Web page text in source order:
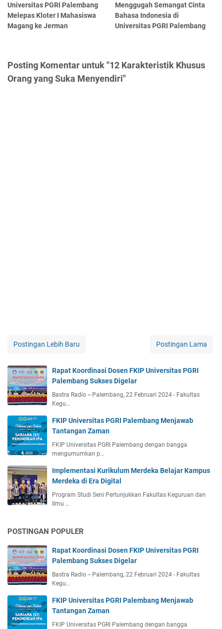
Universitas PGRI Palembang
Melepas Kloter I Mahasiswa
Magang ke Jerman
Menggugah Semangat Cinta
Bahasa Indonesia di
Universitas PGRI Palembang
Posting Komentar untuk "12 Karakteristik Khusus
Orang yang Suka Menyendiri"
Postingan Lebih Baru Postingan Lama
Rapat Koordinasi Dosen FKIP Universitas PGRI
Palembang Sukses Digelar
Bastra Radio -- Palembang, 22 Februari 2024 - Fakultas
Kegu…
FKIP Universitas PGRI Palembang Menjawab
Tantangan Zaman
FKIP Universitas PGRI Palembang dengan bangga
mengumumkan p…
Implementasi Kurikulum Merdeka Belajar Kampus
Merdeka di Era Digital
Program Studi Seni Pertunjukkan Fakultas Keguruan dan
Ilmu …
POSTINGAN POPULER
Rapat Koordinasi Dosen FKIP Universitas PGRI
Palembang Sukses Digelar
Bastra Radio -- Palembang, 22 Februari 2024 - Fakultas
Kegu…
FKIP Universitas PGRI Palembang Menjawab
Tantangan Zaman
FKIP Universitas PGRI Palembang dengan bangga